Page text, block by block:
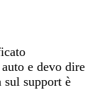
e devo dire
sul support è